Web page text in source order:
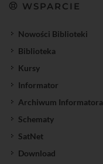
WSPARCIE
Nowości Biblioteki
Biblioteka
Kursy
Informator
Archiwum Informatora
Schematy
SatNet
Download